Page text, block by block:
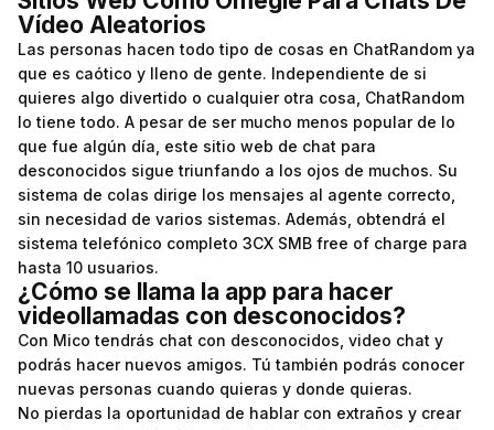
Vídeo Aleatorios
Las personas hacen todo tipo de cosas en ChatRandom ya
que es caótico y lleno de gente. Independiente de si
quieres algo divertido o cualquier otra cosa, ChatRandom
lo tiene todo. A pesar de ser mucho menos popular de lo
que fue algún día, este sitio web de chat para
desconocidos sigue triunfando a los ojos de muchos. Su
sistema de colas dirige los mensajes al agente correcto,
sin necesidad de varios sistemas. Además, obtendrá el
sistema telefónico completo 3CX SMB free of charge para
hasta 10 usuarios.
¿Cómo se llama la app para hacer
videollamadas con desconocidos?
Con Mico tendrás chat con desconocidos, video chat y
podrás hacer nuevos amigos. Tú también podrás conocer
nuevas personas cuando quieras y donde quieras.
No pierdas la oportunidad de hablar con extraños y crear